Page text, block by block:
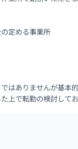
定める事業所
ではありませんが基本
上で転勤の検討してお